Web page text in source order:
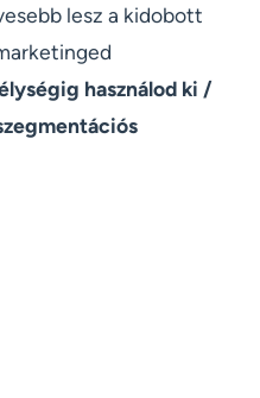
lesz a kidobott
használod ki /